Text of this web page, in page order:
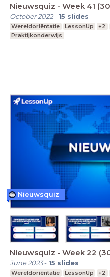
Nieuwsquiz - Week 41
October 2022- 15 slides
Wereldoriëntatie LessonUp +2
Praktijkonderwijs
Nieuwsquiz - Week 22
June 2023- 15 slides
Wereldoriëntatie LessonUp +2
Nieuwsquiz